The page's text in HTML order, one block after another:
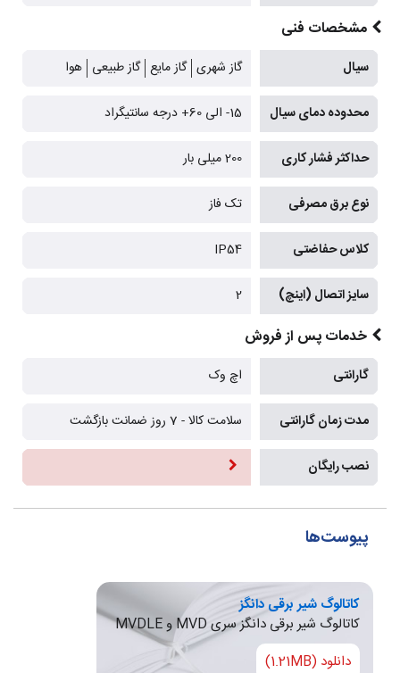
مشخصات فنی
سیال گاز شهری گاز مایع گاز طبیعی هوا
محدوده دمای سیال 15- الی 60+ درجه سانتیگراد
حداکثر فشار کاری 200 میلی بار
نوع برق مصرفی تک فاز
کلاس حفاضتی IP54
سایز اتصال (اینچ) 2
خدمات پس از فروش
گارانتی اچ وک
مدت زمان گارانتی سلامت کالا - 7 روز ضمانت بازگشت
نصب رایگان
پیوست‌ها
کاتالوگ شیر برقی دانگز
کاتالوگ شیر برقی دانگز سری MVD و MVDLE
دانلود (1.21MB)